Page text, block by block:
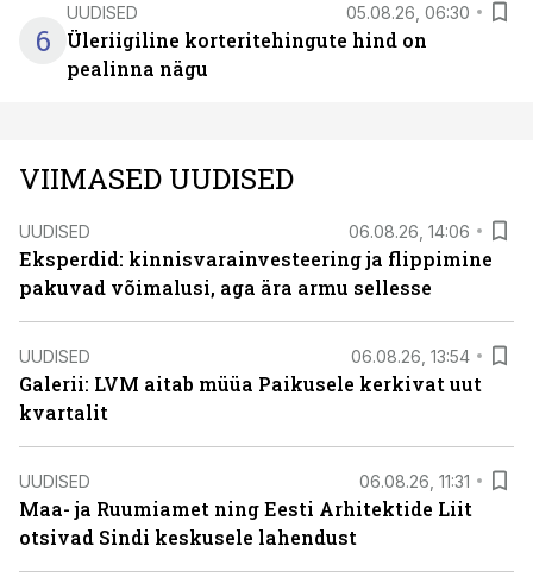
6
UUDISED 05.08.26, 06:30
Üleriigiline korteritehingute hind on
pealinna nägu
VIIMASED UUDISED
UUDISED 06.08.26, 14:06
Eksperdid: kinnisvarainvesteering ja flippimine
pakuvad võimalusi, aga ära armu sellesse
UUDISED 06.08.26, 13:54
Galerii: LVM aitab müüa Paikusele kerkivat uut
kvartalit
UUDISED 06.08.26, 11:31
Maa- ja Ruumiamet ning Eesti Arhitektide Liit
otsivad Sindi keskusele lahendust